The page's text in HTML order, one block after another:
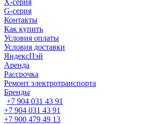
X-серия
G-серия
Контакты
Как купить
Условия оплаты
Условия доставки
ЯндексПэй
Аренда
Рассрочка
Ремонт электротранспорта
Бренды
+7 904 031 43 91
+7 904 031 43 91
+7 900 479 49 13